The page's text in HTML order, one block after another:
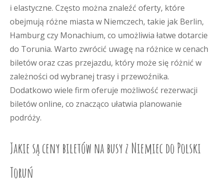
i elastyczne. Często można znaleźć oferty, które
obejmują różne miasta w Niemczech, takie jak Berlin,
Hamburg czy Monachium, co umożliwia łatwe dotarcie
do Torunia. Warto zwrócić uwagę na różnice w cenach
biletów oraz czas przejazdu, który może się różnić w
zależności od wybranej trasy i przewoźnika.
Dodatkowo wiele firm oferuje możliwość rezerwacji
biletów online, co znacząco ułatwia planowanie
podróży.
Jakie są ceny biletów na busy z Niemiec do Polski
Toruń